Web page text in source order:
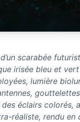
scarabée
irisée bleu et
lumière
gouttelettes
éclairs colorés,
réaliste, rendu en